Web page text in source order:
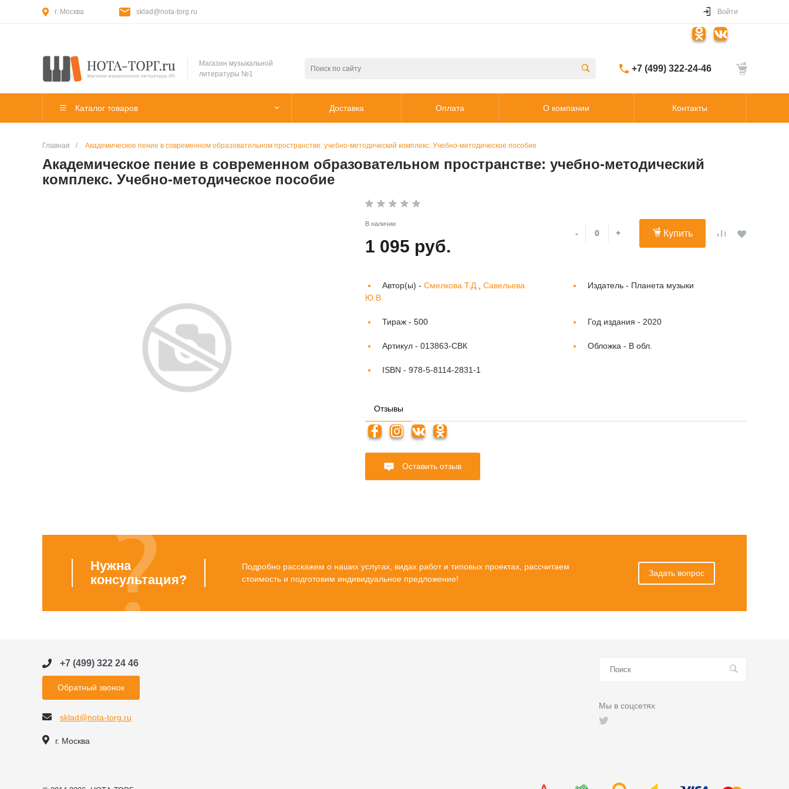
г. Москва sklad@nota-torg.ru Войти
Магазин музыкальной
литературы №1
+7 (499) 322-24-46
Каталог товаров Доставка Оплата О компании Контакты
Главная / Академическое пение в современном образовательном пространстве: учебно-методический комплекс. Учебно-методическое пособие
Академическое пение в современном образовательном пространстве: учебно-методический
комплекс. Учебно-методическое пособие
В наличии
1 095 руб.
- + Купить
Автор(ы) - Смелкова Т.Д.
Савельева
Ю.В.
Издатель - Планета музыки
Тираж - 500 Год издания - 2020
Артикул - 013863-СВК Обложка - В обл.
ISBN - 978-5-8114-2831-1
Отзывы
Оставить отзыв
Нужна
консультация?
Подробно расскажем о наших услугах, видах работ и типовых проектах, рассчитаем
стоимость и подготовим индивидуальное предложение!
Задать вопрос
+7 (499) 322 24 46
Обратный звонок
sklad@nota-torg.ru
г. Москва
Мы в соцсетях